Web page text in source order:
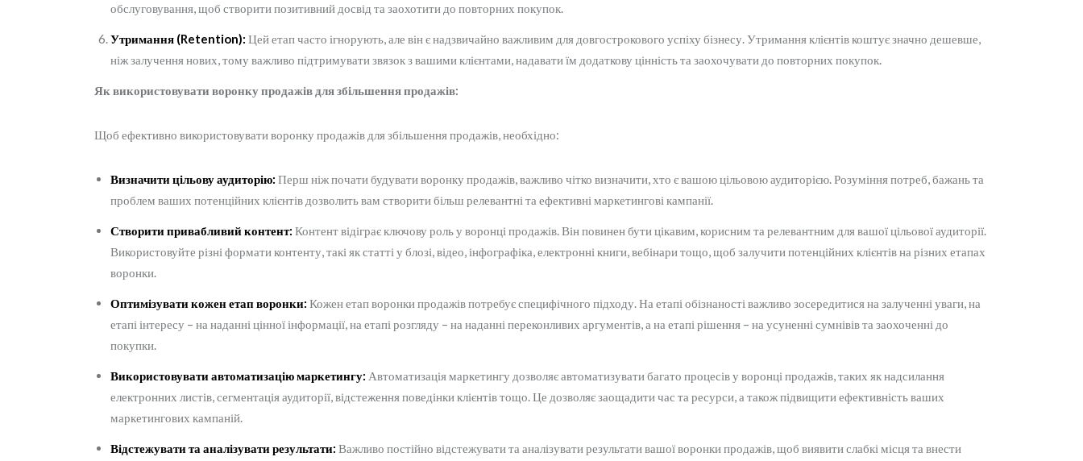
обслуговування, щоб створити позитивний досвід та заохотити до повторних покупок.
Утримання (Retention): Цей етап часто ігнорують, але він є надзвичайно важливим для довгострокового успіху бізнесу. Утримання клієнтів коштує значно дешевше,
ніж залучення нових, тому важливо підтримувати звязок з вашими клієнтами, надавати їм додаткову цінність та заохочувати до повторних покупок.
Як використовувати воронку продажів для збільшення продажів:
Щоб ефективно використовувати воронку продажів для збільшення продажів, необхідно:
Визначити цільову аудиторію: Перш ніж почати будувати воронку продажів, важливо чітко визначити, хто є вашою цільовою аудиторією. Розуміння потреб, бажань та
проблем ваших потенційних клієнтів дозволить вам створити більш релевантні та ефективні маркетингові кампанії.
Створити привабливий контент: Контент відіграє ключову роль у воронці продажів. Він повинен бути цікавим, корисним та релевантним для вашої цільової аудиторії.
Використовуйте різні формати контенту, такі як статті у блозі, відео, інфографіка, електронні книги, вебінари тощо, щоб залучити потенційних клієнтів на різних етапах
воронки.
Оптимізувати кожен етап воронки: Кожен етап воронки продажів потребує специфічного підходу. На етапі обізнаності важливо зосередитися на залученні уваги, на
етапі інтересу – на наданні цінної інформації, на етапі розгляду – на наданні переконливих аргументів, а на етапі рішення – на усуненні сумнівів та заохоченні до
покупки.
Використовувати автоматизацію маркетингу: Автоматизація маркетингу дозволяє автоматизувати багато процесів у воронці продажів, таких як надсилання
електронних листів, сегментація аудиторії, відстеження поведінки клієнтів тощо. Це дозволяє заощадити час та ресурси, а також підвищити ефективність ваших
маркетингових кампаній.
Відстежувати та аналізувати результати: Важливо постійно відстежувати та аналізувати результати вашої воронки продажів, щоб виявити слабкі місця та внести